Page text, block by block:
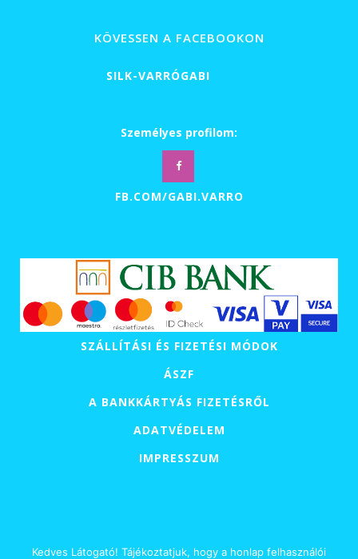
KÖVESSEN A FACEBOOKON
SILK-VARRÓGABI
Személyes profilom:
FB.COM/GABI.VARRO
SZÁLLÍTÁSI ÉS FIZETÉSI MÓDOK
ÁSZF
A BANKKÁRTYÁS FIZETÉSRŐL
ADATVÉDELEM
IMPRESSZUM
Kedves Látogató! Tájékoztatjuk, hogy a honlap felhasználói